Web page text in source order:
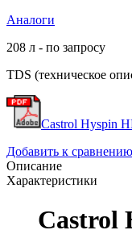
Аналоги
208 л - по запросу
TDS (техническое
Castrol Hyspin
Добавить к сравнению
Описание
Характеристики
Castrol